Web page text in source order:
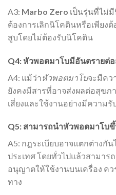
A3: Marbo Zero เป็นรุ่นที่ไม่
ต้องการเลิกนิโคตินหรือเพียง
สูบโดยไม่ต้องรับนิโคติน
Q4: หัวพอตมาโบมีอันตรายต่
A4: แม้ว่าหัวพอตมาโบจะมีคว
ยังคงมีสารที่อาจส่งผลต่อสุขภ
เสี่ยงและใช้งานอย่างมีความ
Q5: สามารถนำหัวพอตมาโบ
A5: กฎระเบียบอาจแตกต่างกั
ประเทศ โดยทั่วไปแล้วสามาร
อนุญาตให้ใช้งานบนเครื่อง ค
ทาง